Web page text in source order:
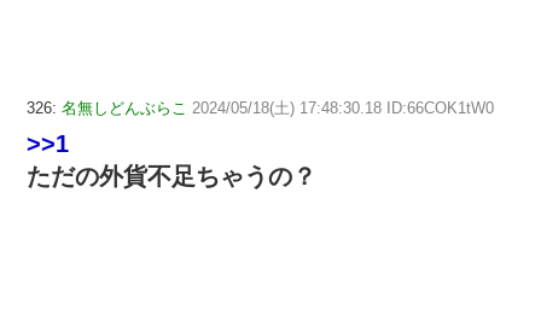
326: 名無しどんぶらこ 2024/05/18(土) 17:48:30.18 ID:66COK1tW0
>>1
ただの外貨不足ちゃうの？